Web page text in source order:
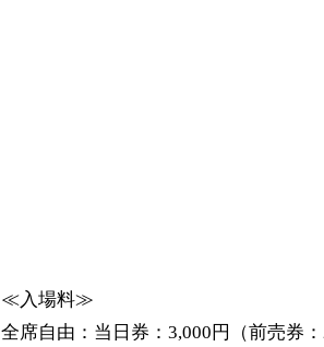
≪入場料≫
全席自由：当日券：3,000円（前売券